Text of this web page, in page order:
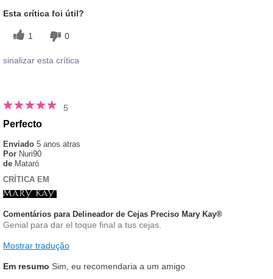
Esta crítica foi útil?
1 0
sinalizar esta crítica
5
Perfecto
Enviado 5 anos atras
Por Nuri90
de Mataró
CRÍTICA EM
Comentários para Delineador de Cejas Preciso Mary Kay®
Genial para dar el toque final a tus cejas.
Mostrar tradução
Em resumo Sim, eu recomendaria a um amigo